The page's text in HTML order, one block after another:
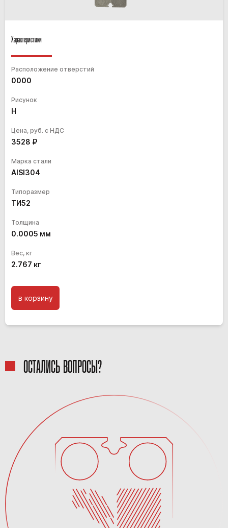
Характеристики
Расположение отверстий
0000
Рисунок
H
Цена, руб. с НДС
3528 ₽
Марка стали
AISI304
Типоразмер
ТИ52
Толщина
0.0005 мм
Вес, кг
2.767 кг
в корзину
ОСТАЛИСЬ ВОПРОСЫ?